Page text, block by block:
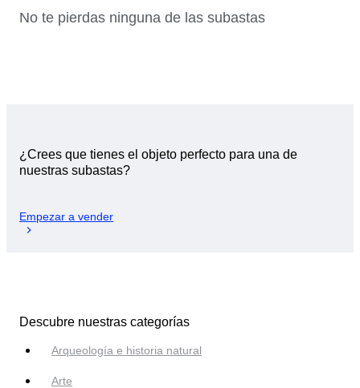
No te pierdas ninguna de las subastas
¿Crees que tienes el objeto perfecto para una de
nuestras subastas?
Empezar a vender
Descubre nuestras categorías
Arqueología e historia natural
Arte